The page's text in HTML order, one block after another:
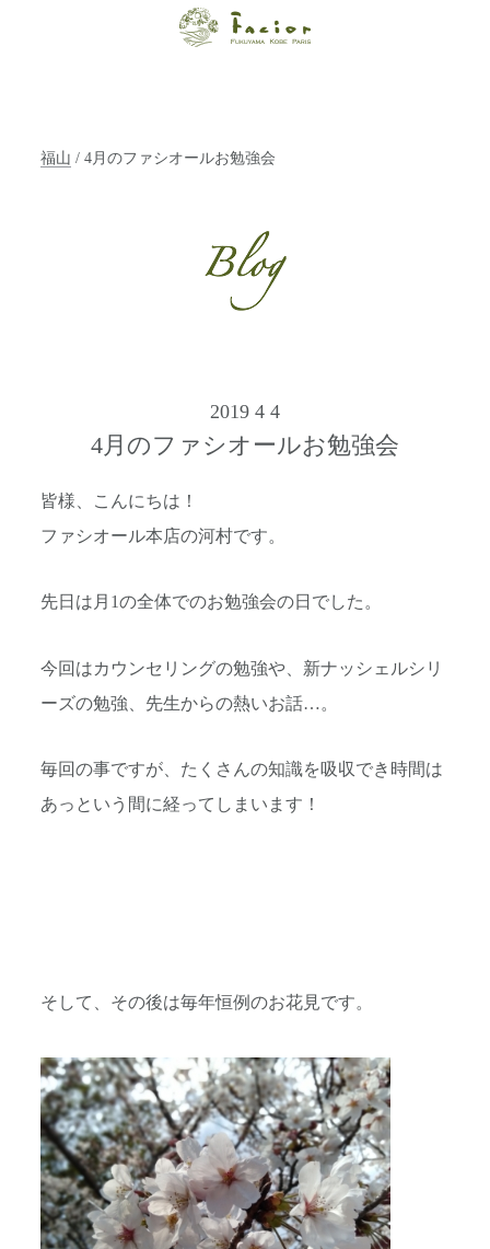
ン ファシオー
輝く美をトータ
ルでご提案しま
す。
福山 / 4月のファシオールお勉強会
2019 4 4
4月のファシオールお勉強会
皆様、こんにちは！
ファシオール本店の河村です。
先日は月1の全体でのお勉強会の日でした。
今回はカウンセリングの勉強や、新ナッシェルシリ
ーズの勉強、先生からの熱いお話…。
毎回の事ですが、たくさんの知識を吸収でき時間は
あっという間に経ってしまいます！
そして、その後は毎年恒例のお花見です。